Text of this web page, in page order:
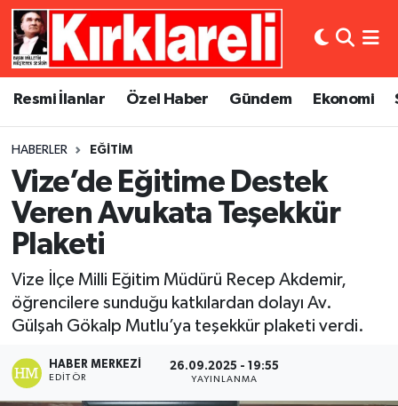
Resmi İlanlar Özel Haber Gündem Ekonomi
HABERLER EĞITIM
Vize’de Eğitime Destek
Veren Avukata Teşekkür
Plaketi
Vize İlçe Milli Eğitim Müdürü Recep Akdemir,
öğrencilere sunduğu katkılardan dolayı Av.
Gülşah Gökalp Mutlu’ya teşekkür plaketi verdi.
HABER MERKEZI
EDITÖR
26.09.2025 - 19:55
YAYINLANMA
Resmi İlanlar
Gündem
Ekonomi
Siyaset
Spor
Asayiş
Dünya
Kültür Sanat
Magazin
Sağlık
Künye
Gizlilik Sözleşmesi
Merkez Nöbetçi Eczaneler
Merkez Trafik Yoğunluk Haritası
Süper Lig Puan Durumu ve Fikstür
Tüm Manşetler
Son Dakika Haberleri
Haber Arşivi